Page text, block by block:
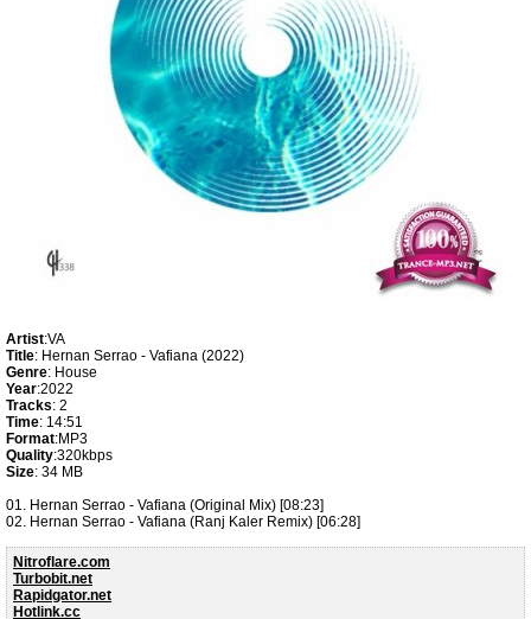
Artist:VA
Title: Hernan Serrao - Vafiana (2022)
Genre: House
Year:2022
Tracks: 2
Time: 14:51
Format:MP3
Quality:320kbps
Size: 34 MB
01. Hernan Serrao - Vafiana (Original Mix) [08:23]
02. Hernan Serrao - Vafiana (Ranj Kaler Remix) [06:28]
Nitroflare.com
Turbobit.net
Rapidgator.net
Hotlink.cc